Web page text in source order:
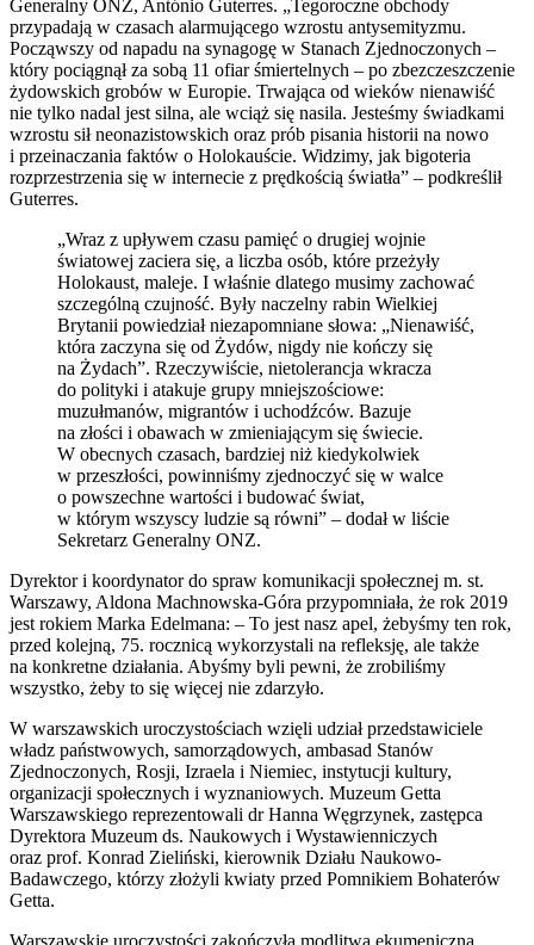
Generalny ONZ, António Guterres. „Tegoroczne obchody
przypadają w czasach alarmującego wzrostu antysemityzmu.
Począwszy od napadu na synagogę w Stanach Zjednoczonych –
który pociągnął za sobą 11 ofiar śmiertelnych – po zbezczeszczenie
żydowskich grobów w Europie. Trwająca od wieków nienawiść
nie tylko nadal jest silna, ale wciąż się nasila. Jesteśmy świadkami
wzrostu sił neonazistowskich oraz prób pisania historii na nowo
i przeinaczania faktów o Holokauście. Widzimy, jak bigoteria
rozprzestrzenia się w internecie z prędkością światła” – podkreślił
Guterres.
„Wraz z upływem czasu pamięć o drugiej wojnie
światowej zaciera się, a liczba osób, które przeżyły
Holokaust, maleje. I właśnie dlatego musimy zachować
szczególną czujność. Były naczelny rabin Wielkiej
Brytanii powiedział niezapomniane słowa: „Nienawiść,
która zaczyna się od Żydów, nigdy nie kończy się
na Żydach”. Rzeczywiście, nietolerancja wkracza
do polityki i atakuje grupy mniejszościowe:
muzułmanów, migrantów i uchodźców. Bazuje
na złości i obawach w zmieniającym się świecie.
W obecnych czasach, bardziej niż kiedykolwiek
w przeszłości, powinniśmy zjednoczyć się w walce
o powszechne wartości i budować świat,
w którym wszyscy ludzie są równi” – dodał w liście
Sekretarz Generalny ONZ.
Dyrektor i koordynator do spraw komunikacji społecznej m. st.
Warszawy, Aldona Machnowska-Góra przypomniała, że rok 2019
jest rokiem Marka Edelmana: – To jest nasz apel, żebyśmy ten rok,
przed kolejną, 75. rocznicą wykorzystali na refleksję, ale także
na konkretne działania. Abyśmy byli pewni, że zrobiliśmy
wszystko, żeby to się więcej nie zdarzyło.
W warszawskich uroczystościach wzięli udział przedstawiciele
władz państwowych, samorządowych, ambasad Stanów
Zjednoczonych, Rosji, Izraela i Niemiec, instytucji kultury,
organizacji społecznych i wyznaniowych. Muzeum Getta
Warszawskiego reprezentowali dr Hanna Węgrzynek, zastępca
Dyrektora Muzeum ds. Naukowych i Wystawienniczych
oraz prof. Konrad Zieliński, kierownik Działu Naukowo-
Badawczego, którzy złożyli kwiaty przed Pomnikiem Bohaterów
Getta.
Warszawskie uroczystości zakończyła modlitwa ekumeniczna,